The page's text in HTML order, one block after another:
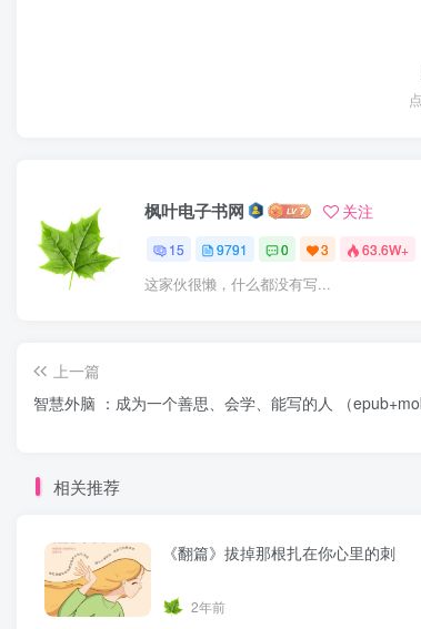
枫叶电子书网 关注
15 9791 0 3 63.6W+
这家伙很懒，什么都没有写...
上一篇
智慧外脑 ：成为一个善思、会学、能写的人 （
相关推荐
《翻篇》拔掉那根扎在你心里的刺
2年前